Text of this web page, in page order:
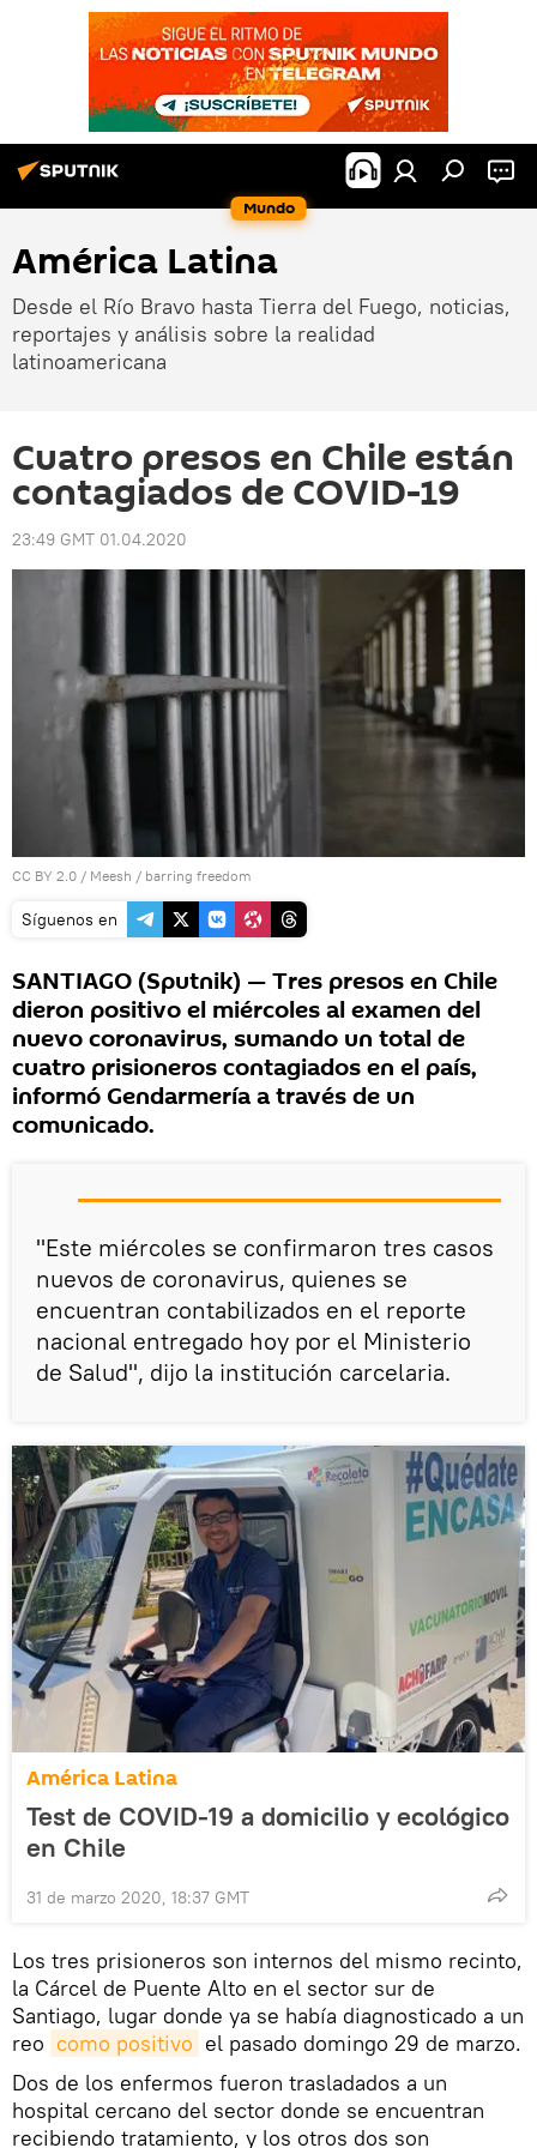
Mundo
América Latina
Desde el Río Bravo hasta Tierra del Fuego, noticias,
reportajes y análisis sobre la realidad
latinoamericana
Cuatro presos en Chile están
contagiados de COVID-19
23:49 GMT 01.04.2020
CC BY 2.0 / Meesh / barring freedom
Síguenos en
SANTIAGO (Sputnik) — Tres presos en Chile
dieron positivo el miércoles al examen del
nuevo coronavirus, sumando un total de
cuatro prisioneros contagiados en el país,
informó Gendarmería a través de un
comunicado.
"Este miércoles se confirmaron tres casos
nuevos de coronavirus, quienes se
encuentran contabilizados en el reporte
nacional entregado hoy por el Ministerio
de Salud", dijo la institución carcelaria.
América Latina
Test de COVID-19 a domicilio y ecológico
en Chile
31 de marzo 2020, 18:37 GMT
Los tres prisioneros son internos del mismo recinto,
la Cárcel de Puente Alto en el sector sur de
Santiago, lugar donde ya se había diagnosticado a un
reo como positivo el pasado domingo 29 de marzo.
Dos de los enfermos fueron trasladados a un
hospital cercano del sector donde se encuentran
recibiendo tratamiento, y los otros dos son